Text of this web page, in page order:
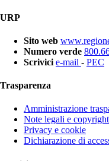
URP
Sito web
Numero verde
Scrivici e-mail - PEC
Trasparenza
Amministrazione
Note legali e copyright
Privacy e cookie
Dichiarazione di